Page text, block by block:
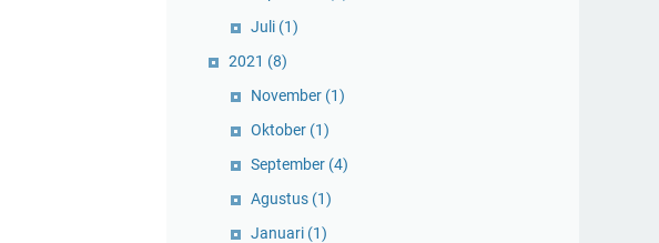
Juli (1)
2021 (8)
November (1)
Oktober (1)
September (4)
Agustus (1)
Januari (1)